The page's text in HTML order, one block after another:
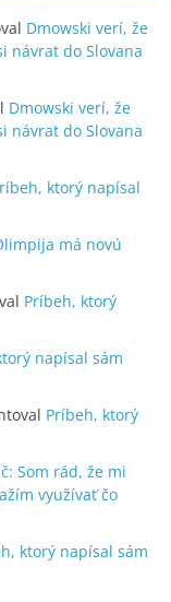
Dmowski verí, že
návrat do Slovana
Dmowski verí, že
návrat do Slovana
ktorý napísal
má novú
Príbeh, ktorý
napísal sám
Príbeh, ktorý
Som rád, že mi
využívať čo
ktorý napísal sám